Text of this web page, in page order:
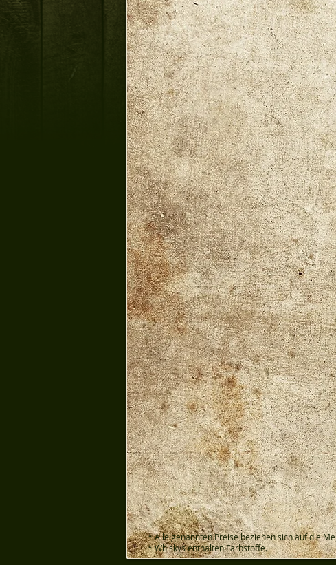
* Alle genannten Preise beziehen sich auf die
* Whiskys enthalten Farbstoffe.